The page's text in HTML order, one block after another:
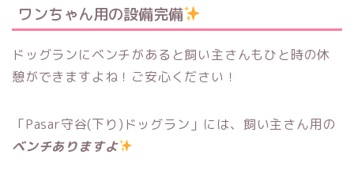
ワンちゃん用の設備完備
ドッグランにベンチがあると飼い主さんもひと時の休
憩ができますよね！ご安心ください！
「Pasar守谷(下り)ドッグラン」には、飼い主さん用の
ベンチありますよ